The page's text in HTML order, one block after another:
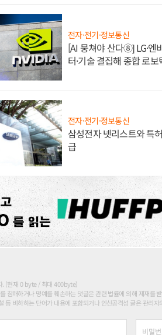
전자·전기·정보통신
[AI 뭉쳐야 산다⑧] LG·엔
터·기술 결집해 종합 로
전자·전기·정보통신
삼성전자 넷리스트와 특
급
. (현재 0 byte / 최대 400byte)
침해하거나 명예를 훼손하는 댓글은 관련 법률에 의해 제재를
등 비하하는 단어가 내용에 포함되거나 인신공격성 글은 관리자